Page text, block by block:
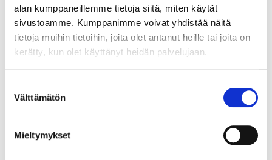
alan kumppaneillemme tietoja siitä, miten käytät
sivustoamme. Kumppanimme voivat yhdistää näitä
tietoja muihin tietoihin, joita olet antanut heille tai joita on
kerätty, kun olet käyttänyt heidän palvelujaan.
valinta
Välttämätön
Mieltymykset
resurssiviisas Vantaa
Fiksua materiaalikiertoa, hiilineutraaleja
yritysalueita ja energiatehokkaita kiinteistöjä
– menestyvä liiketoiminta ja vastuullisuus
vähähiilisyyteen, mikä näkyy yrityksissä muun
liiketoimintana, uusina innovaatioina ja